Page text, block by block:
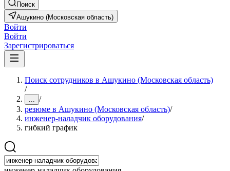
Поиск
Ашукино (Московская область)
Войти
Войти
Зарегистрироваться
Поиск сотрудников в Ашукино (Московская область)
/
... /
резюме в Ашукино (Московская область)/
инженер-наладчик оборудования/
гибкий график